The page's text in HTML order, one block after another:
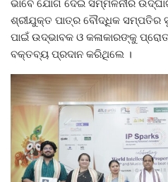
ଭାବେ ଯୋଗ ଦେଇ ସମ୍ମିଳନୀର
ଶ୍ରୀଯୁକ୍ତ ପାତ୍ର ବୌଦ୍ଧିକ ସମ୍ପତିର
ପାଇଁ ଉଦ୍ଭାବକ ଓ କଳାକାରଙ୍କୁ
ବକ୍ତବ୍ୟ ପ୍ରଦାନ କରିଥିଲେ ।